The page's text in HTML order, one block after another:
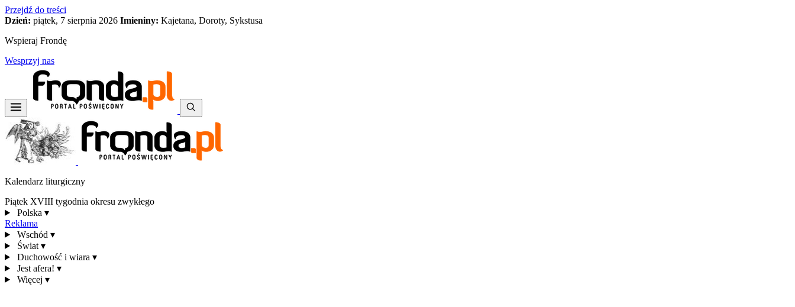
Przejdź do treści
Dzień: piątek, 7 sierpnia 2026 Imieniny: Kajetana, Doroty, Sykstusa
Wspieraj Frondę
Wesprzyj nas
Kalendarz liturgiczny
Piątek XVIII tygodnia okresu zwykłego
Polska ▾
Reklama
Wschód ▾
Świat ▾
Duchowość i wiara ▾
Jest afera! ▾
Więcej ▾